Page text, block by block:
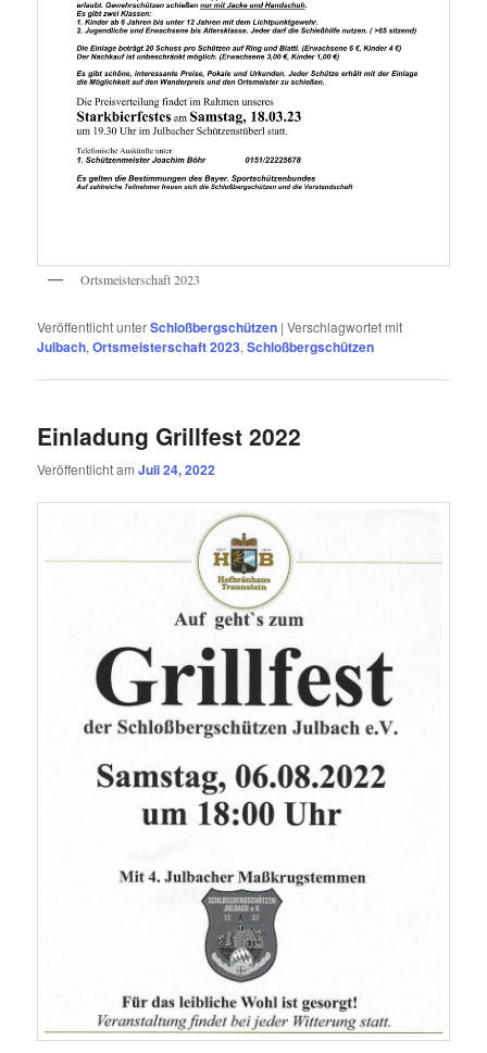
Ortsmeisterschaft 2023
Veröffentlicht unterSchloßbergschützen |Verschlagwortet mit
Julbach,Ortsmeisterschaft 2023,Schloßbergschützen
Einladung Grillfest 2022
Veröffentlicht amJuli 24, 2022